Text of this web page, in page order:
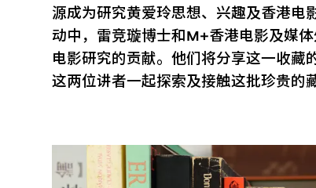
源成为研究黄爱玲思想、兴趣及香港电
动中，雷竞璇博士和M+香港电影及媒
电影研究的贡献。他们将分享这一收藏
这两位讲者一起探索及接触这批珍贵的